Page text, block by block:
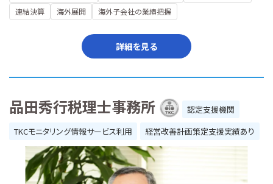
連結決算
海外展開 海外子会社の業績把握
詳細を見る
品田秀行税理士事務所
認定支援機関
TKCモニタリング情報サービス利用
経営改善計画策定支援実績あり